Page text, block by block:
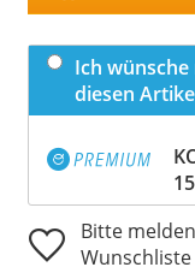
Ich
diesen
Bitte